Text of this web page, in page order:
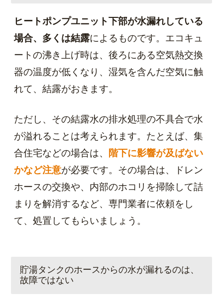
ヒートポンプユニット下部が水漏れしている
場合、多くは結露によるものです。エコキュ
ートの沸き上げ時は、後ろにある空気熱交換
器の温度が低くなり、湿気を含んだ空気に触
れて、結露がおきます。
ただし、その結露水の排水処理の不具合で水
が溢れることは考えられます。たとえば、集
合住宅などの場合は、
階下に影響が及ばない
かなど注意が必要です。その場合は、ドレン
ホースの交換や、内部のホコリを掃除して詰
まりを解消するなど、専門業者に依頼をし
て、処置してもらいましょう。
貯湯タンクのホースからの水が漏れるのは、
故障ではない